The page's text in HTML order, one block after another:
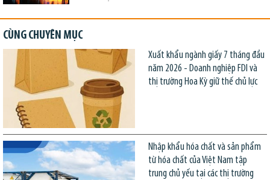
CÙNG CHUYÊN MỤC
Xuất khẩu ngành giấy 7 tháng đầu
năm 2026 - Doanh nghiệp FDI và
thị trường Hoa Kỳ giữ thế chủ lực
Nhập khẩu hóa chất và sản phẩm
từ hóa chất của Việt Nam tập
trung chủ yếu tại các thị trường